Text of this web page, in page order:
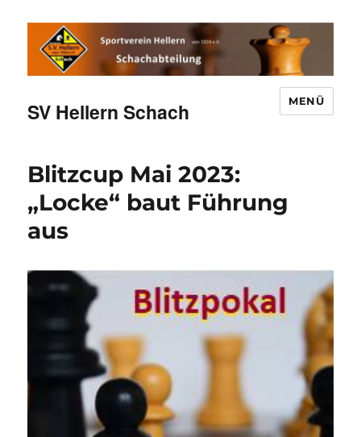
SV Hellern Schach MENÜ
Blitzcup Mai 2023:
„Locke“ baut Führung
aus